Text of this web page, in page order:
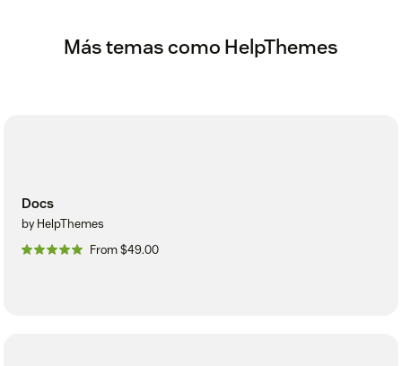
Más temas como HelpThemes
Docs
by HelpThemes
From $49.00